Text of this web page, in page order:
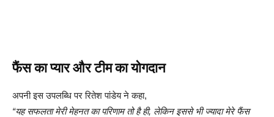
फैंस का प्यार और टीम का योगदान
अपनी इस उपलब्धि पर रितेश पांडेय ने कहा,
“यह सफलता मेरी मेहनत का परिणाम तो है ही, लेकिन इससे भी ज्यादा मेरे फैंस